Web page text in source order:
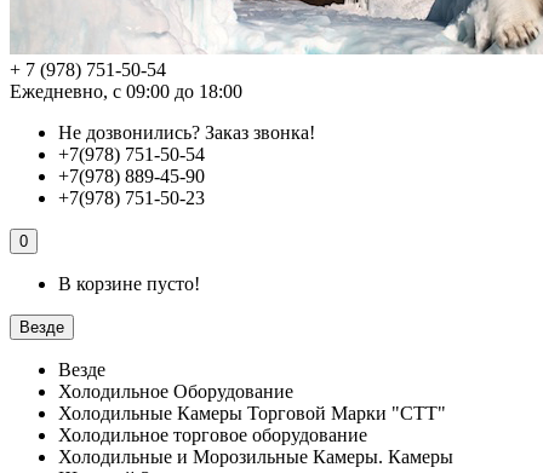
+ 7 (978) 751-50-54
Ежедневно, с 09:00 до 18:00
Не дозвонились? Заказ звонка!
+7(978) 751-50-54
+7(978) 889-45-90
+7(978) 751-50-23
0
В корзине пусто!
Везде
Везде
Холодильное Оборудование
Холодильные Камеры Торговой Марки "СТТ"
Холодильное торговое оборудование
Холодильные и Морозильные Камеры. Камеры